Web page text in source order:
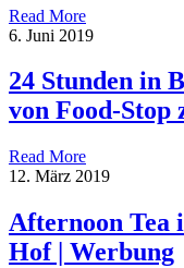
Read More
6. Juni 2019
24 Stunden in
von Food-Stop
Read More
12. März 2019
Afternoon Tea
Hof | Werbung